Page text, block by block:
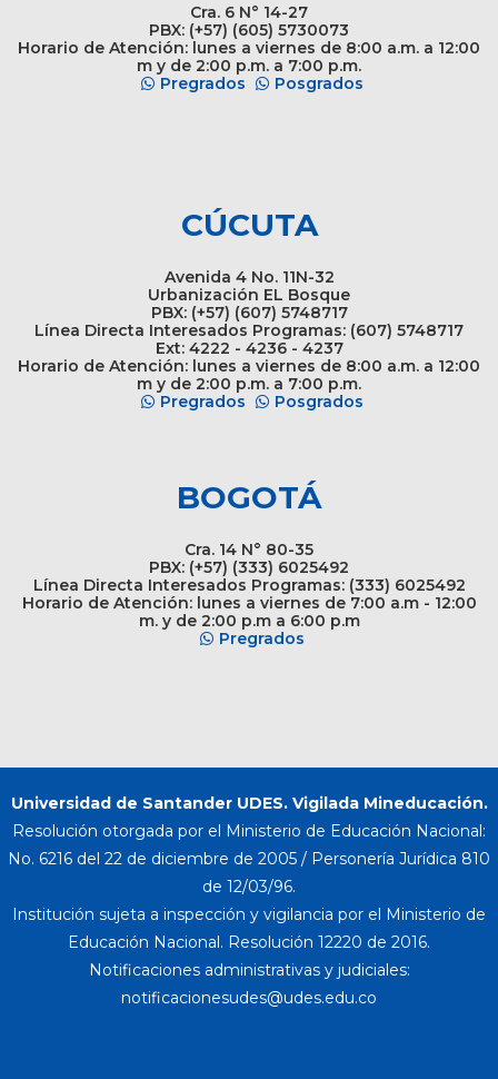
Cra. 6 N° 14-27
PBX: (+57) (605) 5730073
Horario de Atención: lunes a viernes de 8:00 a.m. a 12:00
m y de 2:00 p.m. a 7:00 p.m.
Pregrados
Posgrados
CÚCUTA
Avenida 4 No. 11N-32
Urbanización EL Bosque
PBX: (+57) (607) 5748717
Línea Directa Interesados Programas: (607) 5748717
Ext: 4222 - 4236 - 4237
Horario de Atención: lunes a viernes de 8:00 a.m. a 12:00
m y de 2:00 p.m. a 7:00 p.m.
Pregrados
Posgrados
BOGOTÁ
Cra. 14 N° 80-35
PBX: (+57) (333) 6025492
Línea Directa Interesados Programas: (333) 6025492
Horario de Atención: lunes a viernes de 7:00 a.m - 12:00
m. y de 2:00 p.m a 6:00 p.m
Pregrados
Universidad de Santander UDES. Vigilada Mineducación.
Resolución otorgada por el Ministerio de Educación Nacional:
No. 6216 del 22 de diciembre de 2005 / Personería Jurídica 810
de 12/03/96.
Institución sujeta a inspección y vigilancia por el Ministerio de
Educación Nacional. Resolución 12220 de 2016.
Notificaciones administrativas y judiciales: